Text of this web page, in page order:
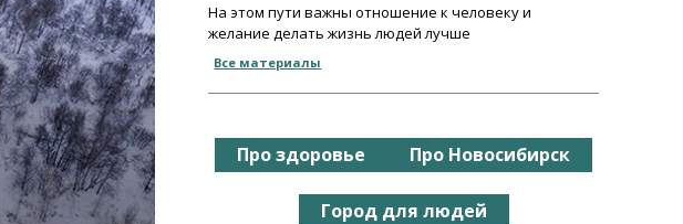
На этом пути важны отношение к человеку и
желание делать жизнь людей лучше
Все материалы
Про здоровье Про Новосибирск
Город для людей